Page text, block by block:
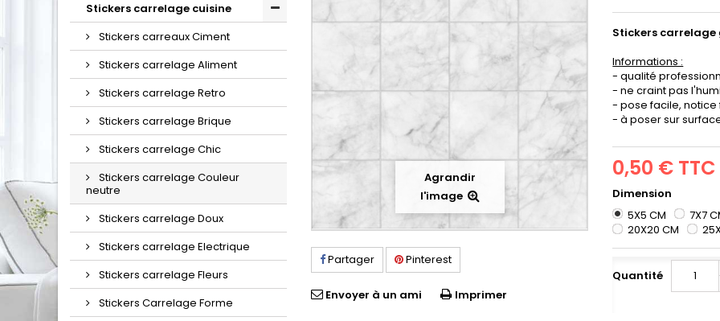
Stickers carrelage cuisine
Stickers carreaux Ciment
Stickers carrelage Aliment
Stickers carrelage Retro
Stickers carrelage Brique
Stickers carrelage Chic
Stickers carrelage Couleur
neutre
Stickers carrelage Doux
Stickers carrelage Electrique
Stickers carrelage Fleurs
Stickers Carrelage Forme
Agrandir
l'image
Partager Pinterest
Envoyer à un ami Imprimer
Stickers carrelage
Informations :
- qualité
- ne craint pas
- pose facile, notice
- à poser sur
0,50 € TTC
Dimension
5X5 CM
7X7
20X20 CM
Quantité